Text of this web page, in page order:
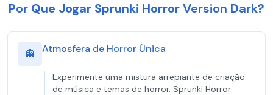
Por Que Jogar Sprunki Horror Version Dark?
👻 Atmosfera de Horror Única
Experimente uma mistura arrepiante de criação
de música e temas de horror. Sprunki Horror